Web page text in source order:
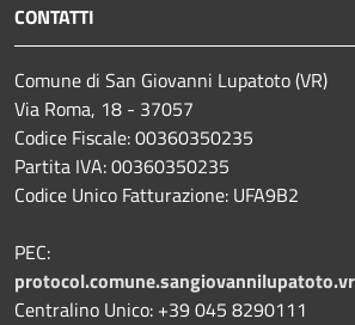
CONTATTI
Comune di San Giovanni Lupatoto (VR)
Via Roma, 18 - 37057
Codice Fiscale: 00360350235
Partita IVA: 00360350235
Codice Unico Fatturazione: UFA9B2
PEC:
Centralino Unico: +39 045 8290111